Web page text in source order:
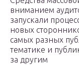
вниманием
запускали
новых
самых разных
тематике и
за другим